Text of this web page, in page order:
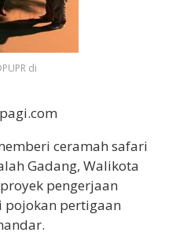
di
ceramah safari
Gadang, Walikota
pengerjaan
pojokan pertigaan